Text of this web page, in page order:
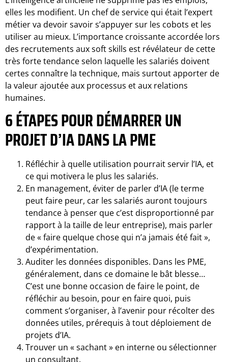
elles les modifient. Un chef de service qui était l’expert
métier va devoir savoir s’appuyer sur les cobots et les
utiliser au mieux. L’importance croissante accordée lors
des recrutements aux soft skills est révélateur de cette
très forte tendance selon laquelle les salariés doivent
certes connaître la technique, mais surtout apporter de
la valeur ajoutée aux processus et aux relations
humaines.
6 ÉTAPES POUR DÉMARRER UN
PROJET D’IA DANS LA PME
Réfléchir à quelle utilisation pourrait servir l’IA, et
ce qui motivera le plus les salariés.
En management, éviter de parler d’IA (le terme
peut faire peur, car les salariés auront toujours
tendance à penser que c’est disproportionné par
rapport à la taille de leur entreprise), mais parler
de « faire quelque chose qui n’a jamais été fait »,
d’expérimentation.
Auditer les données disponibles. Dans les PME,
généralement, dans ce domaine le bât blesse…
C’est une bonne occasion de faire le point, de
réfléchir au besoin, pour en faire quoi, puis
comment s’organiser, à l’avenir pour récolter des
données utiles, prérequis à tout déploiement de
projets d’IA.
Trouver un « sachant » en interne ou sélectionner
un consultant.